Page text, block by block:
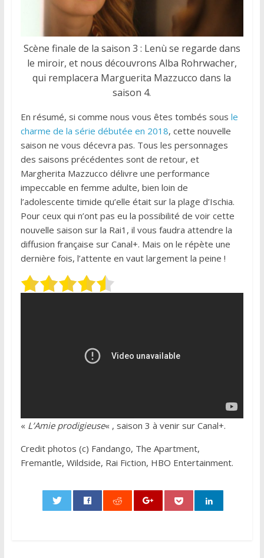
Scène finale de la saison 3 : Lenù se regarde dans
le miroir, et nous découvrons Alba Rohrwacher,
qui remplacera Marguerita Mazzucco dans la
saison 4.
En résumé, si comme nous vous êtes tombés sous le
charme de la série débutée en 2018, cette nouvelle
saison ne vous décevra pas. Tous les personnages
des saisons précédentes sont de retour, et
Margherita Mazzucco délivre une performance
impeccable en femme adulte, bien loin de
l’adolescente timide qu’elle était sur la plage d’Ischia.
Pour ceux qui n’ont pas eu la possibilité de voir cette
nouvelle saison sur la Rai1, il vous faudra attendre la
diffusion française sur Canal+. Mais on le répète une
dernière fois, l’attente en vaut largement la peine !
« L’Amie prodigieuse« , saison 3 à venir sur Canal+.
Credit photos (c) Fandango, The Apartment,
Fremantle, Wildside, Rai Fiction, HBO Entertainment.